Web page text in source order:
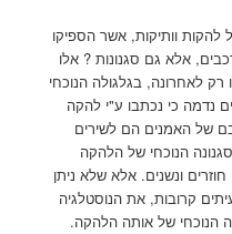
וותיקות, אשר הספיקו
אלא גם סגנונות ? אלו
לאחרונה, בגלגולה הנוכחי
נדמה כי נכתבו ע"י להקה
של האמנים הם לשירים
הנוכחי של הלהקה
ונשנים. אלא שלא ניתן
קרובות, את הנוסטלגיה
הנוכחי של אותה הלהקה.